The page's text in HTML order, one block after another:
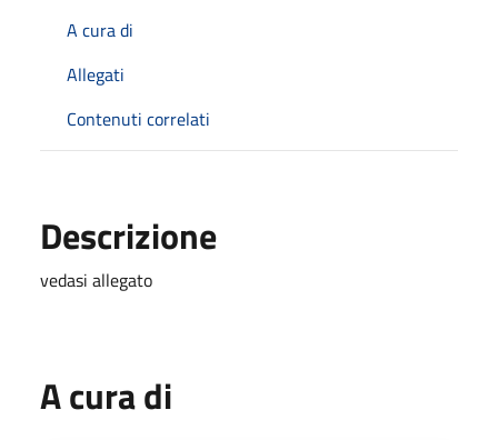
A cura di
Allegati
Contenuti correlati
Descrizione
vedasi allegato
A cura di